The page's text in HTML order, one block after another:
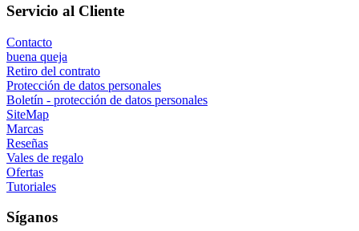
Servicio al Cliente
Contacto
buena queja
Retiro del contrato
Protección de datos personales
Boletín - protección de datos personales
SiteMap
Marcas
Reseñas
Vales de regalo
Ofertas
Tutoriales
Síganos